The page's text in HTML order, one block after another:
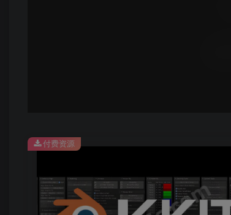
付费资源